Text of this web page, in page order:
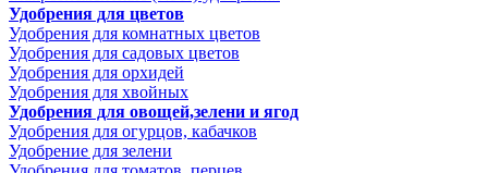
Удобрения для цветов
Удобрения для комнатных цветов
Удобрения для садовых цветов
Удобрения для орхидей
Удобрения для хвойных
Удобрения для овощей,зелени и ягод
Удобрения для огурцов, кабачков
Удобрение для зелени